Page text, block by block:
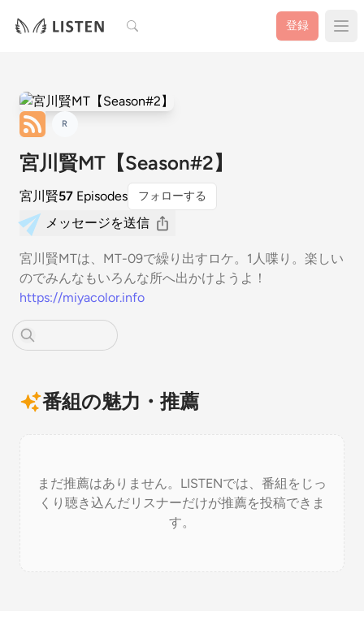
検索 登録
R
宮川賢MT【Season#2】
宮川賢57 Episodes フォローする
メッセージを送信
宮川賢MTは、MT-09で繰り出すロケ。1人喋り。楽しい
のでみんなもいろんな所へ出かけようよ！
https://miyacolor.info
番組の魅力・推薦
まだ推薦はありません。LISTENでは、番組をじっ
くり聴き込んだリスナーだけが推薦を投稿できま
す。